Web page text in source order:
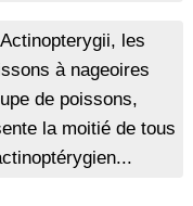
les
à nageoires
de poissons,
la moitié de tous